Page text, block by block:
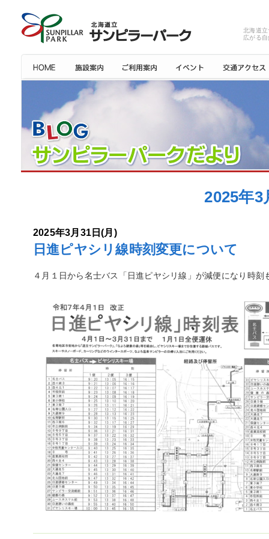
北海道
広がる
2025年
2025年3月31日(月)
日進ピヤシリ線時刻変更について
４月１日から名士バス「日進ピヤシリ線」が減便になり時刻